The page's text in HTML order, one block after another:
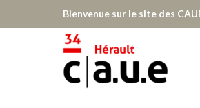
Bienvenue sur le site des